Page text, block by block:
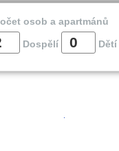
osob a apartmánů
Dospělí Dětí